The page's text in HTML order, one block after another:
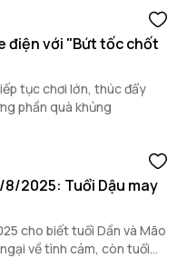
điện với "Bứt tốc chốt
tục chơi lớn, thúc đẩy
phần quà khủng
8/2025: Tuổi Dậu may
cho biết tuổi Dần và Mão
về tình cảm, còn tuổi